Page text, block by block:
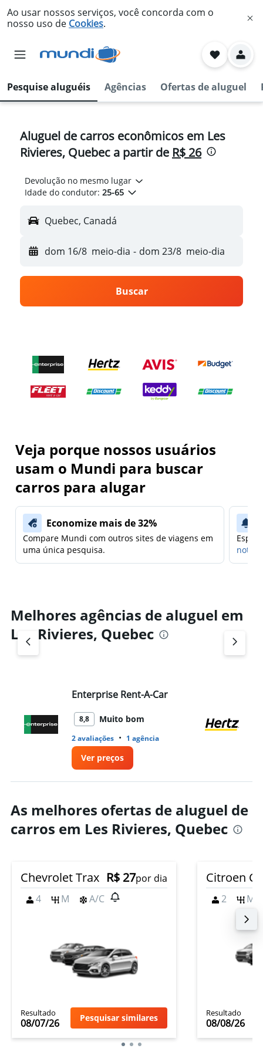
Ao usar nossos serviços, você concorda com o
nosso uso de Cookies.
Pesquise aluguéis Agências Ofertas de aluguel
Aluguel de carros econômicos em Les
Rivieres, Quebec a partir de R$ 26
Devolução no mesmo lugar
Idade do condutor: 25-65
Quebec, Canadá
dom 16/8 meio-dia - dom 23/8 meio-dia
Buscar
Veja porque nossos usuários
usam o Mundi para buscar
carros para alugar
Economize mais de 32%
Compare Mundi com outros sites de viagens em
uma única pesquisa.
Melhores agências de aluguel em
Les Rivieres, Quebec
Enterprise Rent-A-Car
8,8 Muito bom
2 avaliações • 1 agência
Ver preços
As melhores ofertas de aluguel de
carros em Les Rivieres, Quebec
Chevrolet Trax R$ 27por dia
4
M A/C
Resultado
08/07/26 Pesquisar similares
Citroen C3
2 M
Resultado
08/08/26